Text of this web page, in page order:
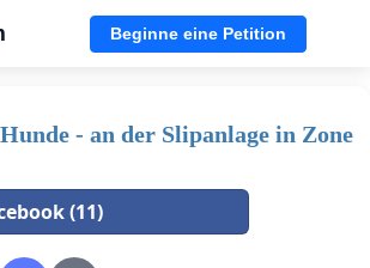
Beginne eine Petition
- an der Slipanlage in Zone
(11)